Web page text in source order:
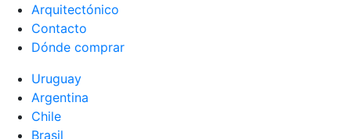
Arquitectónico
Contacto
Dónde comprar
Uruguay
Argentina
Chile
Brasil